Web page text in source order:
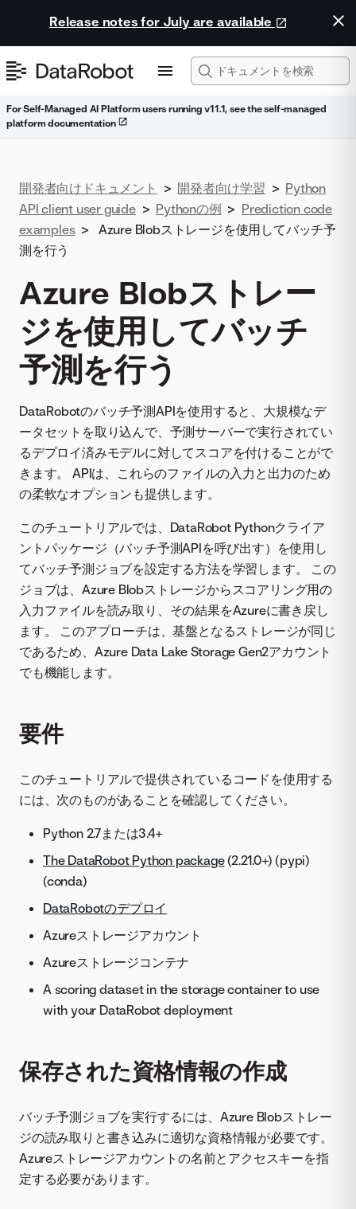
Release notes for July are available
For Self-Managed AI Platform users running v11.1, see the self-managed
platform documentation
開発者向けドキュメント > 開発者向け学習 > Python
API client user guide > Pythonの例 > Prediction code
examples >
Azure Blobストレージを使用してバッチ予
測を行う
Azure Blobストレー
ジを使用してバッチ
予測を行う
DataRobotのバッチ予測APIを使用すると、大規模なデ
ータセットを取り込んで、予測サーバーで実行されてい
るデプロイ済みモデルに対してスコアを付けることがで
きます。 APIは、これらのファイルの入力と出力のため
の柔軟なオプションも提供します。
このチュートリアルでは、DataRobot Pythonクライア
ントパッケージ（バッチ予測APIを呼び出す）を使用し
てバッチ予測ジョブを設定する方法を学習します。 この
ジョブは、Azure Blobストレージからスコアリング用の
入力ファイルを読み取り、その結果をAzureに書き戻し
ます。 このアプローチは、基盤となるストレージが同じ
であるため、Azure Data Lake Storage Gen2アカウント
でも機能します。
要件
このチュートリアルで提供されているコードを使用する
には、次のものがあることを確認してください。
Python 2.7または3.4+
The DataRobot Python package(2.21.0+) (pypi)
(conda)
DataRobotのデプロイ
Azureストレージアカウント
Azureストレージコンテナ
A scoring dataset in the storage container to use
with your DataRobot deployment
保存された資格情報の作成
バッチ予測ジョブを実行するには、Azure Blobストレー
ジの読み取りと書き込みに適切な資格情報が必要です。
Azureストレージアカウントの名前とアクセスキーを指
定する必要があります。